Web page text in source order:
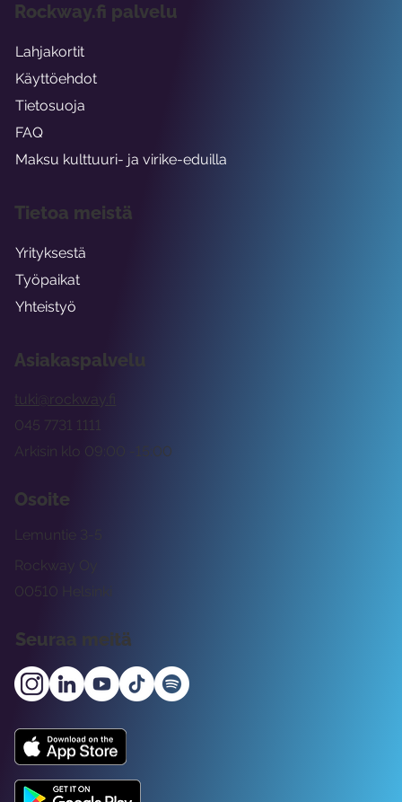
Asiakaspalvelu
tuki@rockway.fi
Arkisin klo 09:00 -15:00
045 7731 1111
Osoite
Rockway Oy
Lemuntie 3-5
00510 Helsinki
Seuraa meitä
Rockway.fi palvelu
Lahjakortit
Käyttöehdot
Tietosuoja
FAQ
Maksu kulttuuri- ja virike-eduilla
Tietoa meistä
Yrityksestä
Työpaikat
Yhteistyö